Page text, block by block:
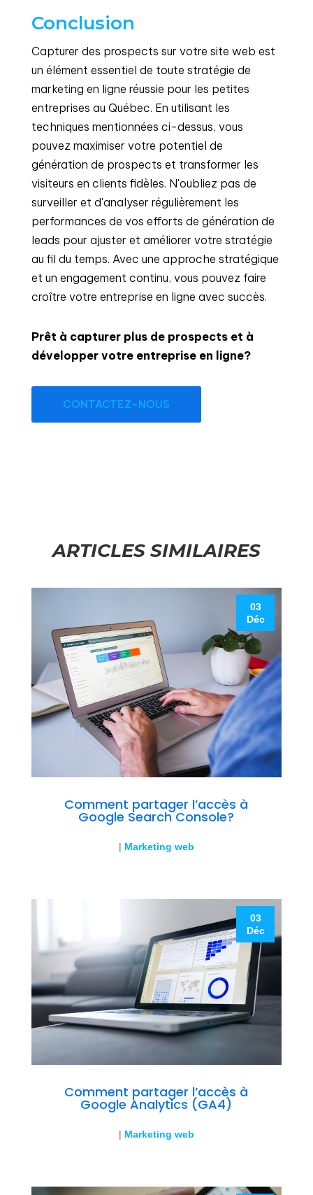
Conclusion
Capturer des prospects sur votre site web est
un élément essentiel de toute stratégie de
marketing en ligne réussie pour les petites
entreprises au Québec. En utilisant les
techniques mentionnées ci-dessus, vous
pouvez maximiser votre potentiel de
génération de prospects et transformer les
visiteurs en clients fidèles. N'oubliez pas de
surveiller et d'analyser régulièrement les
performances de vos efforts de génération de
leads pour ajuster et améliorer votre stratégie
au fil du temps. Avec une approche stratégique
et un engagement continu, vous pouvez faire
croître votre entreprise en ligne avec succès.
Prêt à capturer plus de prospects et à
développer votre entreprise en ligne?
CONTACTEZ-NOUS
ARTICLES SIMILAIRES
Comment partager l’accès à
Google Search Console?
03
Déc
| Marketing web
Comment partager l’accès à
Google Analytics (GA4)
03
Déc
| Marketing web